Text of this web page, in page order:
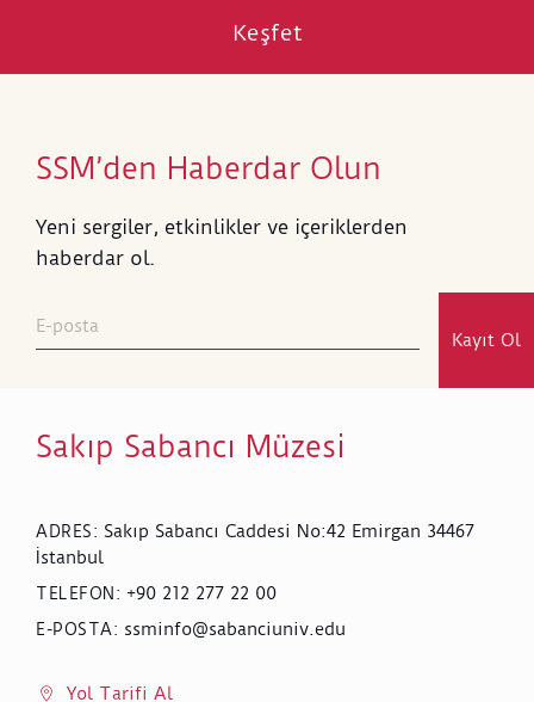
Keşfet
SSM’den Haberdar Olun
Yeni sergiler, etkinlikler ve içeriklerden
haberdar ol.
Kayıt Ol
Sakıp Sabancı Müzesi
ADRES: Sakıp Sabancı Caddesi No:42 Emirgan 34467
İstanbul
TELEFON : +90 212 277 22 00
E-POSTA: ssminfo@sabanciuniv.edu
Yol Tarifi Al